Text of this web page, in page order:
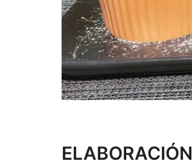
ELABORACIÓN